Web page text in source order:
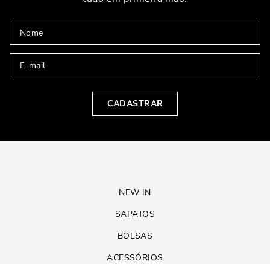
CADASTRAR
NEW IN
SAPATOS
BOLSAS
ACESSÓRIOS